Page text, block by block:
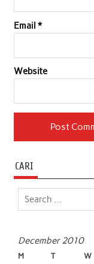
Email *
Website
CARI
December 2010
M T W